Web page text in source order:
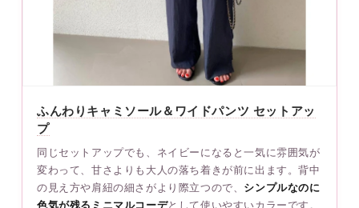
ふんわりキャミソール＆ワイドパンツ セットアッ
プ
同じセットアップでも、ネイビーになると一気に雰囲気が
変わって、甘さよりも大人の落ち着きが前に出ます。背中
の見え方や肩紐の細さがより際立つので、 シンプルなのに
色気が残るミニマルコーデとして使いやすいカラーです。